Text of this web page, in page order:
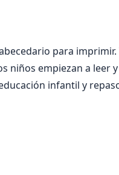
para imprimir.
niños empiezan a leer y
infantil y